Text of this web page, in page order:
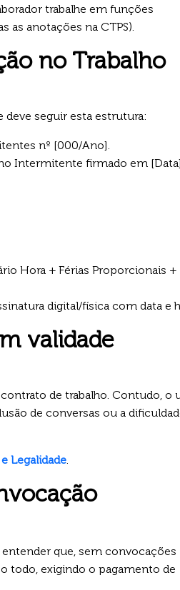
trabalhe em funções
anotações na CTPS).
no Trabalho
seguir esta estrutura:
nº [000/Ano].
Intermitente firmado em
Hora + Férias Proporcionais +
digital/física com data e
validade
de trabalho. Contudo, o
de conversas ou a
Legalidade
que, sem convocações
todo, exigindo o pagamento de